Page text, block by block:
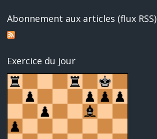
Abonnement aux articles (flux RSS)
Exercice du jour